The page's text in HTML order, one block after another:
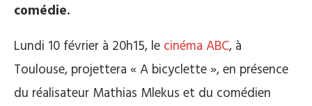
comédie.
Lundi 10 février à 20h15, le cinéma ABC, à
Toulouse, projettera « A bicyclette », en présence
du réalisateur Mathias Mlekus et du comédien